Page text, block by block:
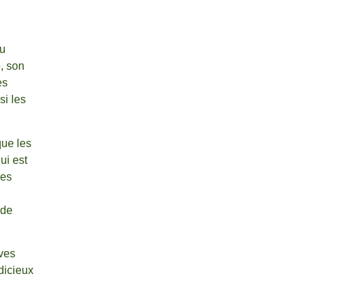
son
les
les
est